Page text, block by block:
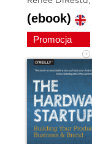
(ebook)
Promocja